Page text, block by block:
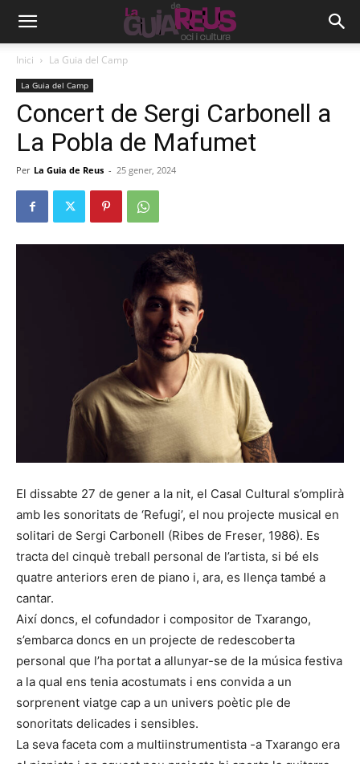
Inici La Guia del Camp
La Guia del Camp
Concert de Sergi Carbonell a
La Pobla de Mafumet
Per La Guia de Reus - 25 gener, 2024
El dissabte 27 de gener a la nit, el Casal Cultural s’omplirà
amb les sonoritats de ‘Refugi’, el nou projecte musical en
solitari de Sergi Carbonell (Ribes de Freser, 1986). Es
tracta del cinquè treball personal de l’artista, si bé els
quatre anteriors eren de piano i, ara, es llença també a
cantar.
Així doncs, el cofundador i compositor de Txarango,
s’embarca doncs en un projecte de redescoberta
personal que l’ha portat a allunyar-se de la música festiva
a la qual ens tenia acostumats i ens convida a un
sorprenent viatge cap a un univers poètic ple de
sonoritats delicades i sensibles.
La seva faceta com a multiinstrumentista -a Txarango era